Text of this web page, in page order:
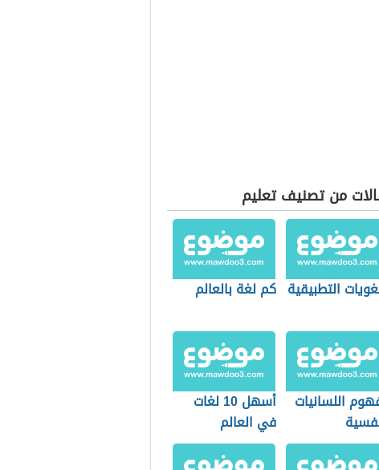
من تصنيف تعليم
التطبيقية كم لغة بالعالم
اللسانيات
أسهل 10 لغات
في العالم